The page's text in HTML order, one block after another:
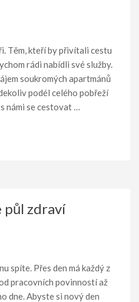
Těm, kteří by přivítali cestu
rádi nabídli své služby.
soukromých apartmánů
podél celého pobřeží
námi se cestovat …
půl zdraví
spíte. Přes den má každý z
pracovních povinností až
dne. Abyste si nový den